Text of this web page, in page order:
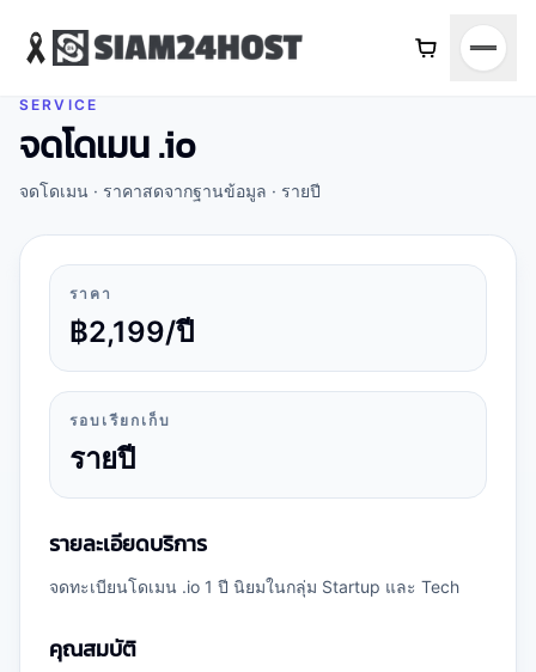
SERVICE
จดโดเมน .io
จดโดเมน · ราคาสดจากฐานข้อมูล · รายปี
จดโดเมน
จดโดเมน .io
จดทะเบียนโดเมน .io 1 ปี นิยมในกลุ่ม Startup และ Tech
ราคา
฿2,199/ปี
รอบเรียกเก็บ
รายปี
รายละเอียดบริการ
จดทะเบียนโดเมน .io 1 ปี นิยมในกลุ่ม Startup และ Tech
คุณสมบัติ